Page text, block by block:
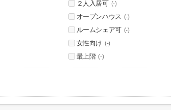
２人入居可 (-)
オープンハウス (-)
ルームシェア可 (-)
女性向け (-)
最上階 (-)